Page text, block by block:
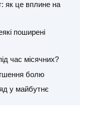
як це вплине на
поширені
час місячних?
болю
у майбутнє